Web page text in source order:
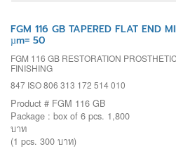
FGM 116 GB TAPERED FLAT END
µm= 50
FGM 116 GB RESTORATION
FINISHING
847 ISO 806 313 172 514 010
Product # FGM 116 GB
Package : box of 6 pcs. 1,800
บาท
(1 pcs. 300 บาท)